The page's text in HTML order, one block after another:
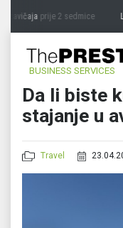
zavičajaprije 2 sedmice
BUSINESS SERVICES
Da li biste
stajanje u
Travel